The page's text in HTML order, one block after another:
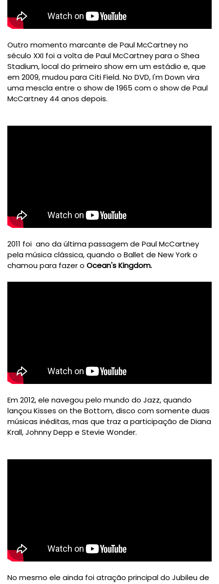
Outro momento marcante de Paul McCartney no
século XXI foi a volta de Paul McCartney para o Shea
Stadium, local do primeiro show em um estádio e, que
em 2009, mudou para Citi Field. No DVD, I'm Down vira
uma mescla entre o show de 1965 com o show de Paul
McCartney 44 anos depois.
2011 foi ano da última passagem de Paul McCartney
pela música clássica, quando o Ballet de New York o
chamou para fazer o Ocean's Kingdom.
Em 2012, ele navegou pelo mundo do Jazz, quando
lançou Kisses on the Bottom, disco com somente duas
músicas inéditas, mas que traz a participação de Diana
Krall, Johnny Depp e Stevie Wonder.
No mesmo ele ainda foi atração principal do Jubileu de